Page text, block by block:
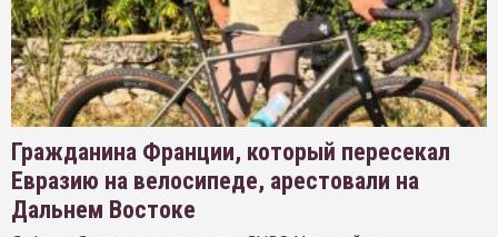
Гражданина Франции, который пересекал
Евразию на велосипеде, арестовали на
Дальнем Востоке